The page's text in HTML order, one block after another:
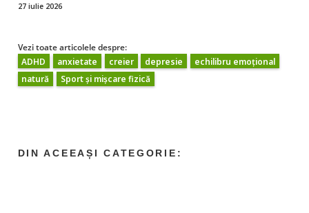
27 iulie 2026
Vezi toate articolele despre:
ADHD
anxietate creier depresie
echilibru emoțional
natură
Sport și mișcare fizică